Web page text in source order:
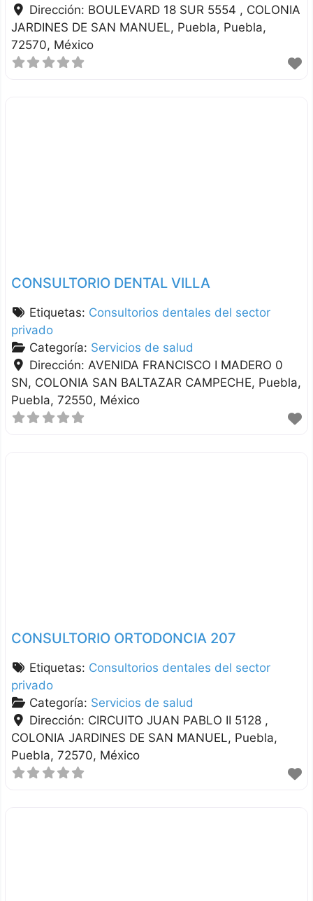
Dirección: BOULEVARD 18 SUR 5554 , COLONIA
JARDINES DE SAN MANUEL Puebla Puebla
72570 México
CONSULTORIO DENTAL VILLA
Etiquetas: Consultorios dentales del sector
privado
Categoría: Servicios de salud
Dirección: AVENIDA FRANCISCO I MADERO 0
SN, COLONIA SAN BALTAZAR CAMPECHE Puebla
Puebla 72550 México
CONSULTORIO ORTODONCIA 207
Etiquetas: Consultorios dentales del sector
privado
Categoría: Servicios de salud
Dirección: CIRCUITO JUAN PABLO II 5128 ,
COLONIA JARDINES DE SAN MANUEL Puebla
Puebla 72570 México